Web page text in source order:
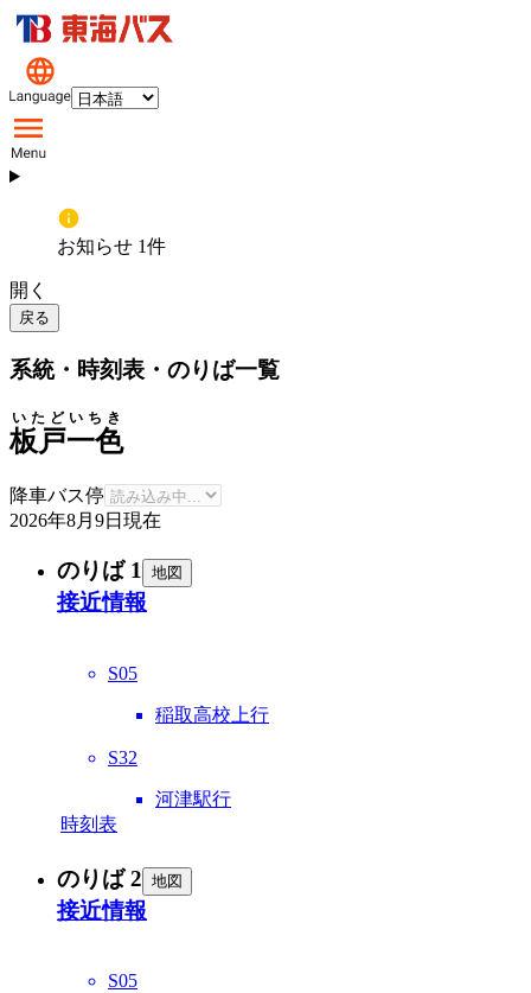
お知らせ 1件
開く
戻る
系統・時刻表・のりば一覧
板戸一色
いたどいちき
降車バス停
2026年8月9日 現在
のりば 1 地図
接近情報
S05
稲取高校上行
S32
河津駅行
時刻表
のりば 2 地図
接近情報
S05